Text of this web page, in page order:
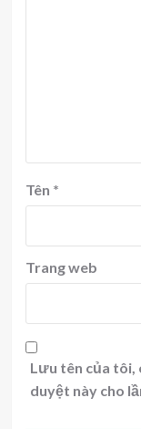
Tên *
Trang web
Lưu tên của tôi,
duyệt này cho